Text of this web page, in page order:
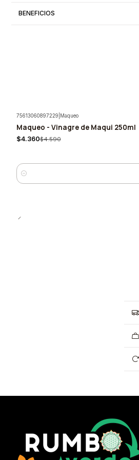
BENEFICIOS
-5%
75613060897229 Maqueo
Maqueo - Vinagre de Maqui 250ml
$4.360$4.590
Quantity